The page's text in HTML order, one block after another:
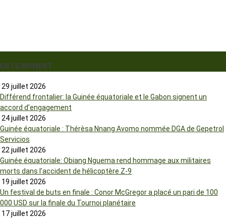
EN CE MOMENT
29 juillet 2026
Différend frontalier: la Guinée équatoriale et le Gabon signent un
accord d’engagement
24 juillet 2026
Guinée équatoriale : Thérèsa Nnang Avomo nommée DGA de Gepetrol
Servicios
22 juillet 2026
Guinée équatoriale: Obiang Nguema rend hommage aux militaires
morts dans l’accident de hélicoptère Z-9
19 juillet 2026
Un festival de buts en finale : Conor McGregor a placé un pari de 100
000 USD sur la finale du Tournoi planétaire
17 juillet 2026